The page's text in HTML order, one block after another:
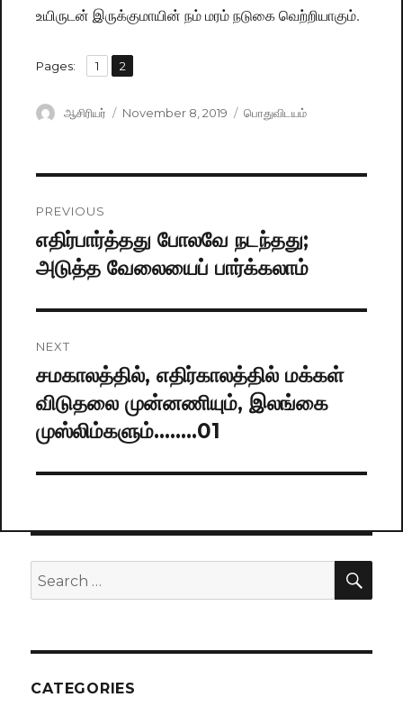
உயிருடன் இருக்குமாயின் நம் மரம் நடுகை வெற்றியாகும்.
Pages: Page
1 ,
Page
2
Author
ஆசிரியர்
Posted
November 8, 2019 Categories
பொதுவிடயம்
navigation
PREVIOUS
Previous
post:
எதிர்பார்த்தது போலவே நடந்தது;
அடுத்த வேலையைப் பார்க்கலாம்
NEXT
Next
post:
சமகாலத்தில், எதிர்காலத்தில் மக்கள்
விடுதலை முன்னணியும், இலங்கை
முஸ்லிம்களும்……..01
Search
for:
CATEGORIES